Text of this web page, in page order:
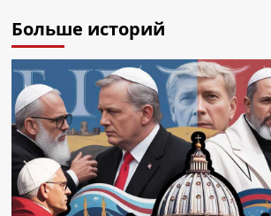
Больше историй